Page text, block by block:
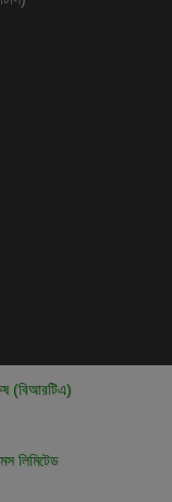
(বিআরটিএ)
লিমিটেড